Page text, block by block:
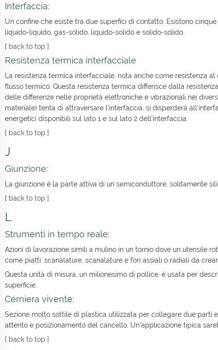
Interfaccia:
Un confine che esiste tra due superfici di contatto. Esistono
liquido-liquido, gas-solido, liquido-solido e solido-solido.
[ back to top ]
Resistenza termica interfacciale
La resistenza termica interfacciale, nota anche come resistenza
flusso termico. Questa resistenza termica differisce dalla
delle differenze nelle proprietà elettroniche e vibrazionali nei
materiale) tenta di attraversare l'interfaccia, si disperderà
energetici disponibili sul lato 1 e sul lato 2 dell'interfaccia.
[ back to top ]
J
Giunzione:
La giunzione è la parte attiva di un semiconduttore, solitamente
[ back to top ]
L
Strumenti in tempo reale:
Azioni di lavorazione simili a mulino in un tornio dove un utensile
come piatti, scanalature, scanalature e fori assiali o radiali da
Questa unità di misura, un milionesimo di pollice, è usata per
superficie.
Cerniera vivente:
Sezione molto sottile di plastica utilizzata per collegare due parti
attento e posizionamento del cancello. Un'applicazione tipica
[ back to top ]